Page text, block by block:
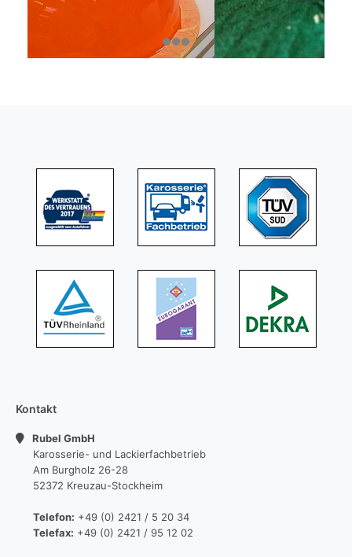
Kontakt
Rubel GmbH
Karosserie- und Lackierfachbetrieb
Am Burgholz 26-28
52372 Kreuzau-Stockheim
Telefon: +49 (0) 2421 / 5 20 34
Telefax: +49 (0) 2421 / 95 12 02